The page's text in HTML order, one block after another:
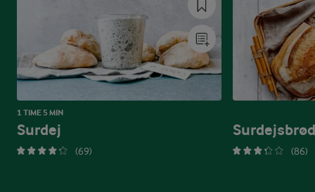
1 TIME 5 MIN
Surdej
(69)
Surdejsbrød
(86)